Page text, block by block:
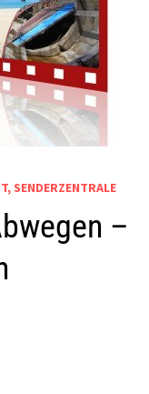
SENDERZENTRALE
–